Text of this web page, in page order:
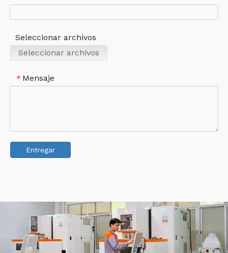
Seleccionar archivos
Seleccionar archivos
* Mensaje
Entregar